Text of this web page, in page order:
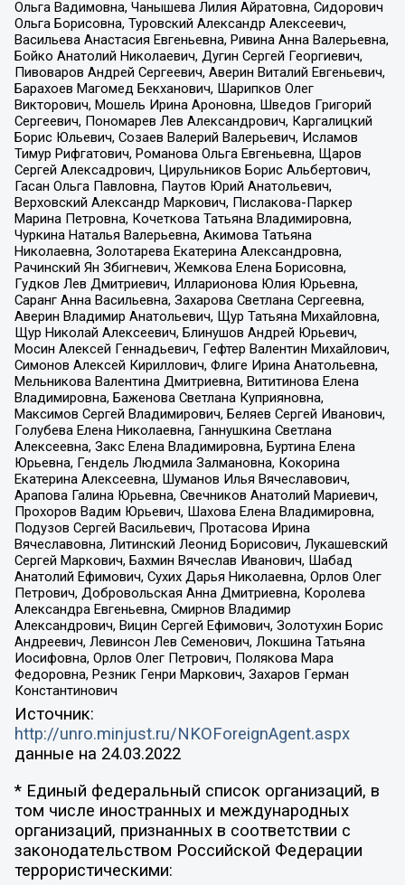
Ольга Вадимовна, Чанышева Лилия Айратовна, Сидорович
Ольга Борисовна, Туровский Александр Алексеевич,
Васильева Анастасия Евгеньевна, Ривина Анна Валерьевна,
Бойко Анатолий Николаевич, Дугин Сергей Георгиевич,
Пивоваров Андрей Сергеевич, Аверин Виталий Евгеньевич,
Барахоев Магомед Бекханович, Шарипков Олег
Викторович, Мошель Ирина Ароновна, Шведов Григорий
Сергеевич, Пономарев Лев Александрович, Каргалицкий
Борис Юльевич, Созаев Валерий Валерьевич, Исламов
Тимур Рифгатович, Романова Ольга Евгеньевна, Щаров
Сергей Алексадрович, Цирульников Борис Альбертович,
Гасан Ольга Павловна, Паутов Юрий Анатольевич,
Верховский Александр Маркович, Пислакова-Паркер
Марина Петровна, Кочеткова Татьяна Владимировна,
Чуркина Наталья Валерьевна, Акимова Татьяна
Николаевна, Золотарева Екатерина Александровна,
Рачинский Ян Збигневич, Жемкова Елена Борисовна,
Гудков Лев Дмитриевич, Илларионова Юлия Юрьевна,
Саранг Анна Васильевна, Захарова Светлана Сергеевна,
Аверин Владимир Анатольевич, Щур Татьяна Михайловна,
Щур Николай Алексеевич, Блинушов Андрей Юрьевич,
Мосин Алексей Геннадьевич, Гефтер Валентин Михайлович,
Симонов Алексей Кириллович, Флиге Ирина Анатольевна,
Мельникова Валентина Дмитриевна, Вититинова Елена
Владимировна, Баженова Светлана Куприяновна,
Максимов Сергей Владимирович, Беляев Сергей Иванович,
Голубева Елена Николаевна, Ганнушкина Светлана
Алексеевна, Закс Елена Владимировна, Буртина Елена
Юрьевна, Гендель Людмила Залмановна, Кокорина
Екатерина Алексеевна, Шуманов Илья Вячеславович,
Арапова Галина Юрьевна, Свечников Анатолий Мариевич,
Прохоров Вадим Юрьевич, Шахова Елена Владимировна,
Подузов Сергей Васильевич, Протасова Ирина
Вячеславовна, Литинский Леонид Борисович, Лукашевский
Сергей Маркович, Бахмин Вячеслав Иванович, Шабад
Анатолий Ефимович, Сухих Дарья Николаевна, Орлов Олег
Петрович, Добровольская Анна Дмитриевна, Королева
Александра Евгеньевна, Смирнов Владимир
Александрович, Вицин Сергей Ефимович, Золотухин Борис
Андреевич, Левинсон Лев Семенович, Локшина Татьяна
Иосифовна, Орлов Олег Петрович, Полякова Мара
Федоровна, Резник Генри Маркович, Захаров Герман
Константинович
Источник:
http://unro.minjust.ru/NKOForeignAgent.aspx
данные на 24.03.2022
* Единый федеральный список организаций, в
том числе иностранных и международных
организаций, признанных в соответствии с
законодательством Российской Федерации
террористическими: